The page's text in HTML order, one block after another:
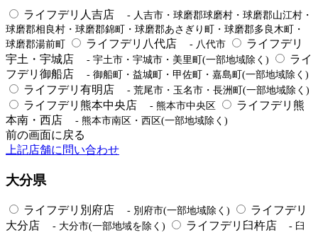
ライフデリ人吉店
- 人吉市・球磨郡球磨村・球磨郡山江村・
球磨郡相良村・球磨郡錦町・球磨郡あさぎり町・球磨郡多良木町・
球磨郡湯前町
ライフデリ八代店 - 八代市
ライフデリ
宇土・宇城店
- 宇土市・宇城市・美里町(一部地域除く)
ライ
フデリ御船店
- 御船町・益城町・甲佐町・嘉島町(一部地域除く)
ライフデリ有明店 - 荒尾市・玉名市・長洲町(一部地域除く)
ライフデリ熊本中央店 - 熊本市中央区
ライフデリ熊
本南・西店
- 熊本市南区・西区(一部地域除く)
前の画面に戻る
上記店舗に問い合わせ
大分県
ライフデリ別府店 - 別府市(一部地域除く)
ライフデリ
大分店
- 大分市(一部地域を除く) ライフデリ臼杵店 - 臼